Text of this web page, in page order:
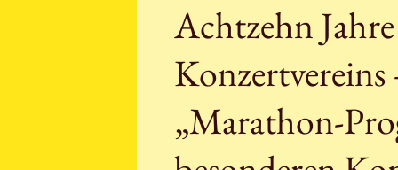
Achtzehn
„Marathon-